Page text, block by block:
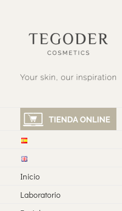
Inicio
Laboratorio